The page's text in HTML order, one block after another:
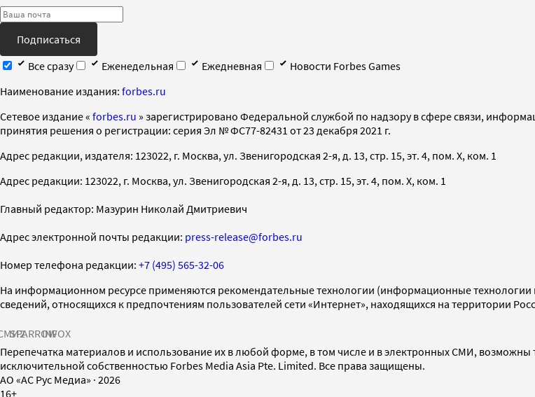
Подписаться
Все сразу
Еженедельная Ежедневная
Новости Forbes Games
Наименование издания: forbes.ru
Cетевое издание « forbes.ru » зарегистрировано Федеральной службой по надзору в сфере связи,
принятия решения о регистрации: серия Эл № ФС77-82431 от 23 декабря 2021 г.
Адрес редакции, издателя: 123022, г. Москва, ул. Звенигородская 2-я, д. 13, стр. 15, эт. 4, пом. X, ком. 1
Адрес редакции: 123022, г. Москва, ул. Звенигородская 2-я, д. 13, стр. 15, эт. 4, пом. X, ком. 1
Главный редактор: Мазурин Николай Дмитриевич
Адрес электронной почты редакции: press-release@forbes.ru
Номер телефона редакции: +7 (495) 565-32-06
На информационном ресурсе применяются рекомендательные технологии (информационные
сведений, относящихся к предпочтениям пользователей сети «Интернет», находящихся на территории
SPARROWINFOX
Перепечатка материалов и использование их в любой форме, в том числе и в электронных СМИ,
исключительной собственностью Forbes Media Asia Pte. Limited. Все права защищены.
AO «АС Рус Медиа» · 2026
16+